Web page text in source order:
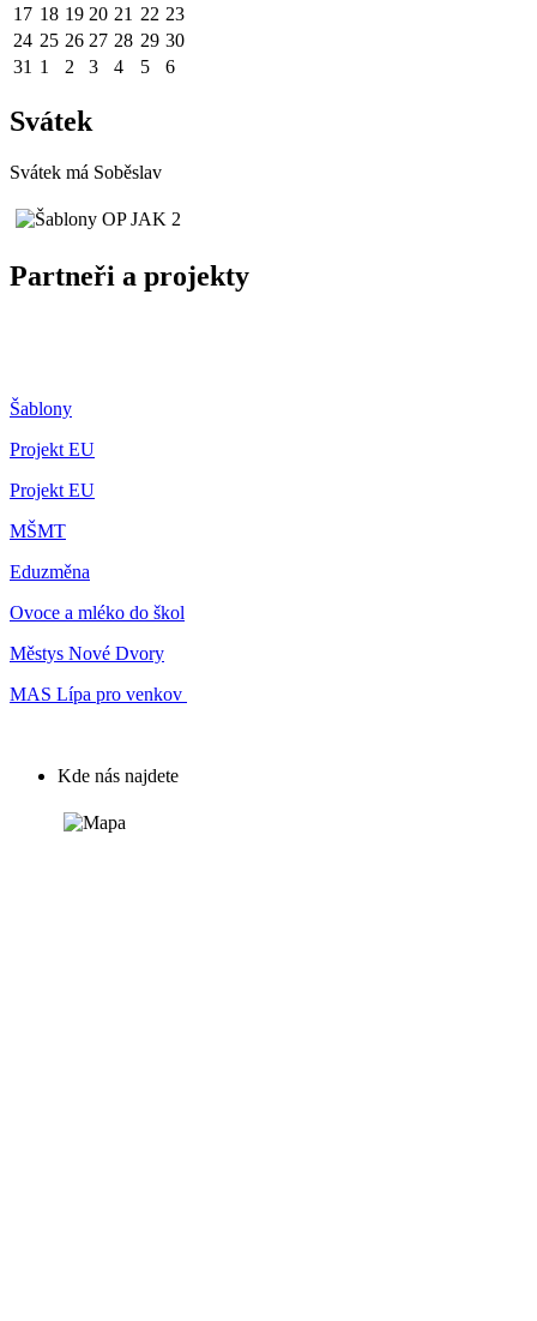
17 18 19 20 21 22 23
24 25 26 27 28 29 30
31 1 2 3 4 5 6
Svátek
Svátek má Soběslav
Partneři a projekty
Šablony
Projekt EU
Projekt EU
MŠMT
Eduzměna
Ovoce a mléko do škol
Městys Nové Dvory
MAS Lípa pro venkov
Kde nás najdete